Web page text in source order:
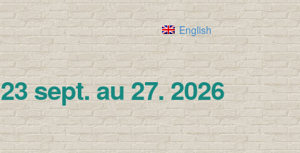
English
23 sept. au 27. 2026